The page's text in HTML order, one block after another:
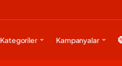
Kategoriler Kampanyalar